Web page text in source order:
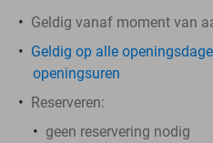
Geldig vanaf moment van
Geldig op alle
openingsuren
Reserveren:
geen reservering nodig